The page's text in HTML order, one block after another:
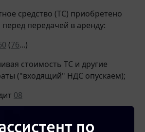
средство (ТС) приобретено
передачей в аренду:
(76...)
стоимость ТС и другие
("входящий" НДС опускаем);
08
стоимость инвестиции на